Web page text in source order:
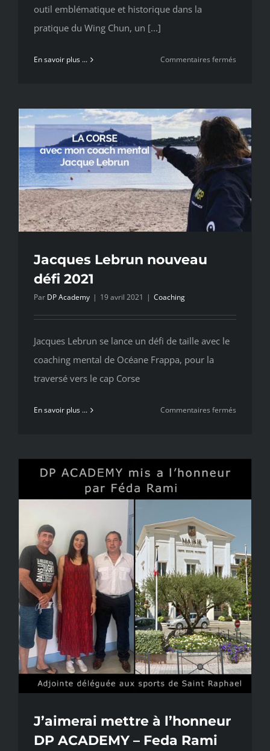
outil emblématique et historique dans la
pratique du Wing Chun, un [...]
En savoir plus ... Commentaires fermés
le
de
bois
Yan
Jong »
pour
défense
Jacques Lebrun nouveau
défi 2021
Par DP Academy | 19 avril 2021 | Coaching
Jacques Lebrun se lance un défi de taille avec le
coaching mental de Océane Frappa, pour la
traversé vers le cap Corse
En savoir plus ... Commentaires fermés
J’aimerai mettre à l’honneur
DP ACADEMY – Feda Rami